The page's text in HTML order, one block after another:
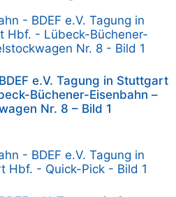
e.V. Tagung in Stuttgart
Büchener-Eisenbahn –
Nr. 8 – Bild 1